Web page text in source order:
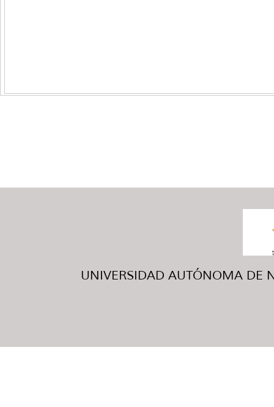
UNIVERSIDAD AUTÓNOMA DE